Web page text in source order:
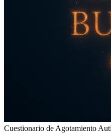
Cuestionario de Agotamiento